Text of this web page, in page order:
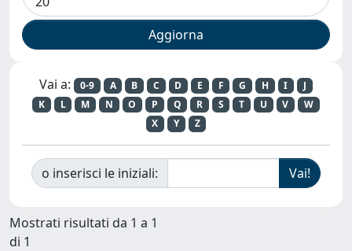
Vai a: 0-9 A B C D E F G H I
J
K
L M N O P Q R S T U V
W
X
Y Z
o inserisci le iniziali:
Mostrati risultati da 1 a 1
di 1